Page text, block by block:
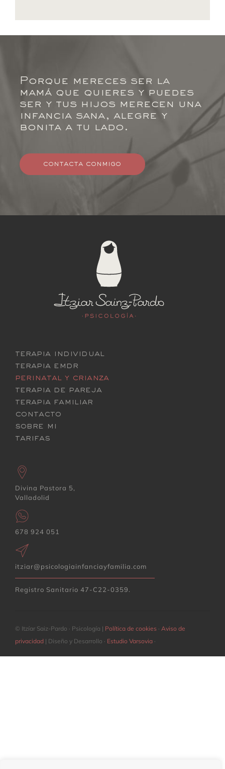
Porque mereces ser la
mamá que quieres y puedes
ser y tus hijos merecen una
infancia sana, alegre y
bonita a tu lado.
contacta conmigo
terapia individual
terapia emdr
perinatal y crianza
terapia de pareja
terapia familiar
contacto
sobre mi
tarifas
Divina Pastora 5,
Valladolid
678 924 051
itziar@psicologiainfanciayfamilia.com
Registro Sanitario 47-C22-0359.
© Itzíar Saiz-Pardo · Psicología | Política de cookies· Aviso de
privacidad| Diseño y Desarrollo · Estudio Varsovia·